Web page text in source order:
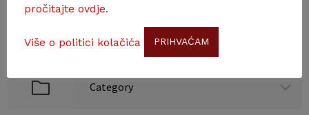
pročitajte ovdje.
Više o politici kolačića PRIHVAĆAM